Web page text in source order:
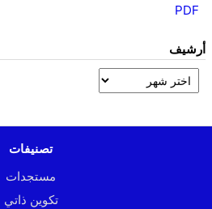
PDF
أرشيف
تصنيفات
مستجدات
تكوين ذاتي